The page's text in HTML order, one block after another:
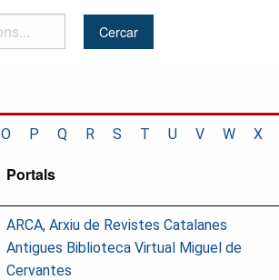
O P Q R S T U V W X
Portals
ARCA, Arxiu de Revistes Catalanes
Antigues Biblioteca Virtual Miguel de
Cervantes